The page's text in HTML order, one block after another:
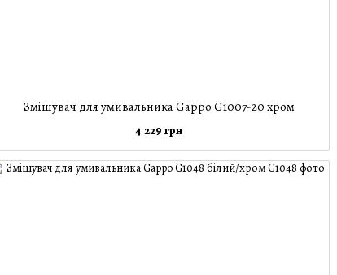
Змішувач для умивальника Gappo G1007-20 хром
4 229 грн